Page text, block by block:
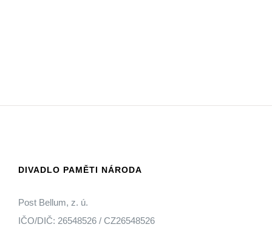
DIVADLO PAMĚTI NÁRODA
Post Bellum, z. ú.
IČO/DIČ: 26548526 / CZ26548526